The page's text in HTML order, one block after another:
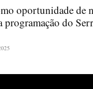
oportunidade de
programação do